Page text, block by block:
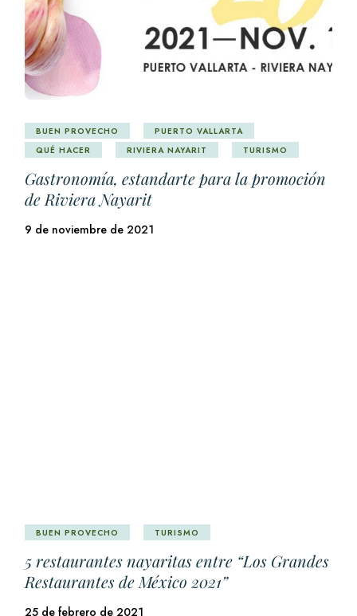
BUEN PROVECHO
PUERTO VALLARTA
QUÉ HACER
RIVIERA NAYARIT TURISMO
Gastronomía, estandarte para la promoción
de Riviera Nayarit
9 de noviembre de 2021
BUEN PROVECHO TURISMO
5 restaurantes nayaritas entre “Los Grandes
Restaurantes de México 2021”
25 de febrero de 2021